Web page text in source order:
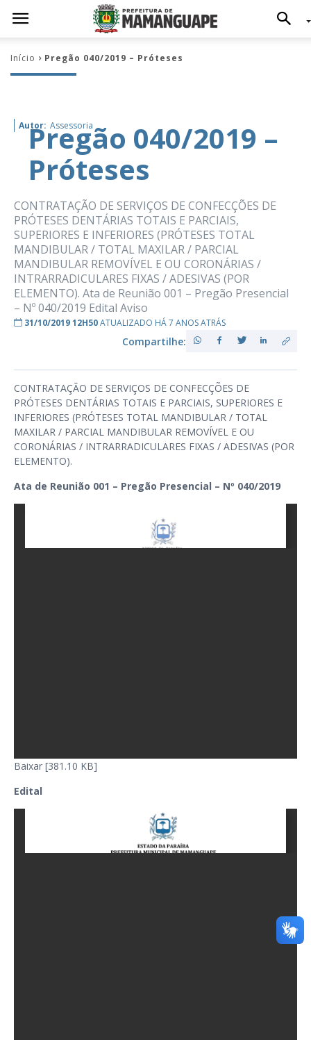
Início Pregão 040/2019 – Próteses
Autor: Assessoria
Pregão 040/2019 –
Próteses
CONTRATAÇÃO DE SERVIÇOS DE CONFECÇÕES DE
PRÓTESES DENTÁRIAS TOTAIS E PARCIAIS,
SUPERIORES E INFERIORES (PRÓTESES TOTAL
MANDIBULAR / TOTAL MAXILAR / PARCIAL
MANDIBULAR REMOVÍVEL E OU CORONÁRIAS /
INTRARRADICULARES FIXAS / ADESIVAS (POR
ELEMENTO). Ata de Reunião 001 – Pregão Presencial
– Nº 040/2019 Edital Aviso
31/10/2019 12H50ATUALIZADO HÁ 7 ANOS ATRÁS
Compartilhe:
CONTRATAÇÃO DE SERVIÇOS DE CONFECÇÕES DE
PRÓTESES DENTÁRIAS TOTAIS E PARCIAIS, SUPERIORES E
INFERIORES (PRÓTESES TOTAL MANDIBULAR / TOTAL
MAXILAR / PARCIAL MANDIBULAR REMOVÍVEL E OU
CORONÁRIAS / INTRARRADICULARES FIXAS / ADESIVAS (POR
ELEMENTO).
Ata de Reunião 001 – Pregão Presencial – Nº 040/2019
Baixar [381.10 KB]
Edital